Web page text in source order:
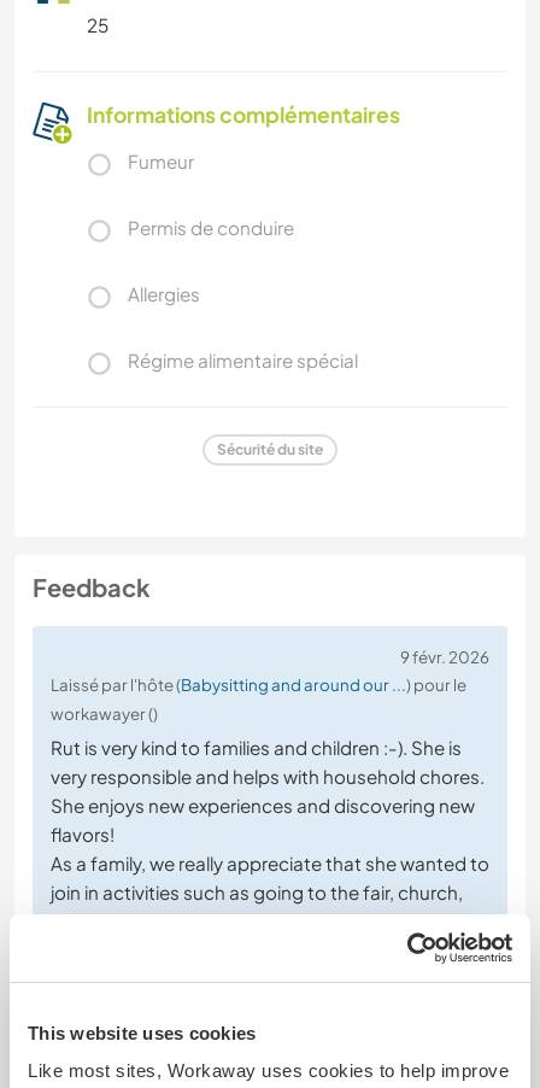
This website uses cookies
Like most sites, Workaway uses cookies to help improve
25
Informations complémentaires
Fumeur
Permis de conduire
Allergies
Régime alimentaire spécial
Sécurité du site
Feedback
9 févr. 2026
Laissé par l'hôte (Babysitting and around our ...) pour le
workawayer ()
Rut is very kind to families and children :-). She is
very responsible and helps with household chores.
She enjoys new experiences and discovering new
flavors!
As a family, we really appreciate that she wanted to
join in activities such as going to the fair, church,
etc.
We wish you all the best and hope to see you…